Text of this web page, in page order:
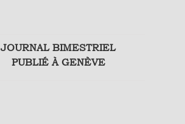
JOURNAL BIMESTRIEL
PUBLIÉ À GENÈVE